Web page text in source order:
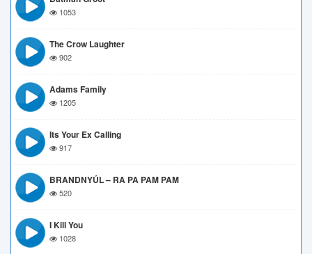
1053
The Crow Laughter
902
Adams Family
1205
Its Your Ex Calling
917
BRANDNYÚL – RA PA PAM PAM
520
I Kill You
1028